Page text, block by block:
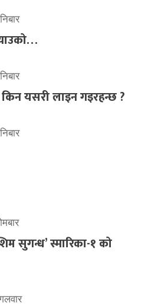
किन यसरी लाइन गइरहन्छ ?
सुगन्ध’ स्मारिका-१ को